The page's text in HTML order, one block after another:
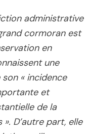
administrative
cormoran est
en
une
« incidence
et
de la
D’autre part, elle